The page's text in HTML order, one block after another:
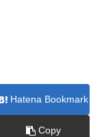
Hatena Bookmark
Copy